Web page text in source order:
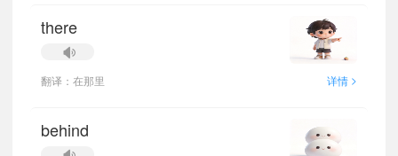
there
翻译：在那里 详情 >
behind